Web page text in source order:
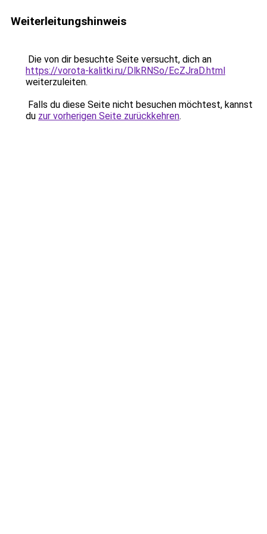
Weiterleitungshinweis
Die von dir besuchte Seite versucht, dich an
https://vorota-kalitki.ru/DlkRNSo/EcZJraD.html
weiterzuleiten.
Falls du diese Seite nicht besuchen möchtest, kannst
du zur vorherigen Seite zurückkehren.